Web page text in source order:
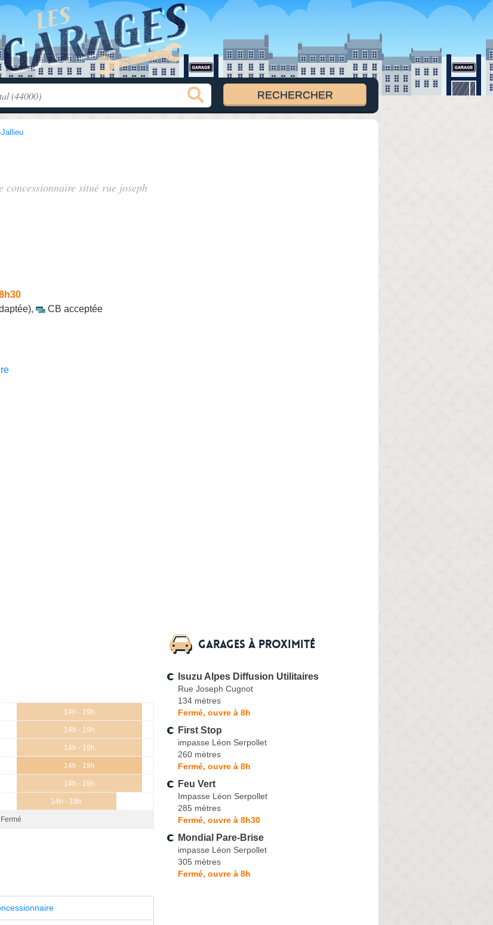
Jallieu
concessionnaire situé rue joseph
,
CB acceptée
14h - 19h
14h - 19h
14h - 19h
14h - 19h
14h - 19h
14h - 18h
Fermé
Garages à proximité
Isuzu Alpes Diffusion Utilitaires
Rue Joseph Cugnot
134 mètres
Fermé, ouvre à 8h
First Stop
impasse Léon Serpollet
260 mètres
Fermé, ouvre à 8h
Feu Vert
Impasse Léon Serpollet
285 mètres
Fermé, ouvre à 8h30
Mondial Pare-Brise
impasse Léon Serpollet
305 mètres
Fermé, ouvre à 8h